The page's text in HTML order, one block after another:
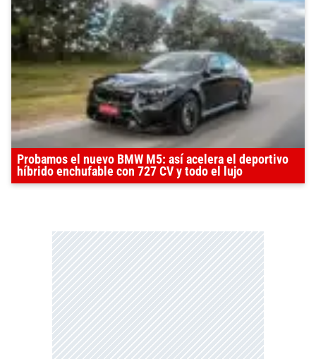
Probamos el nuevo BMW M5: así acelera el deportivo
híbrido enchufable con 727 CV y todo el lujo